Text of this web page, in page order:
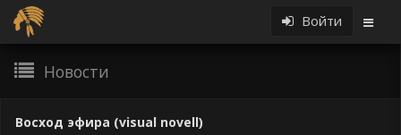
Войти
Новости
Новости
Восход эфира (visual novell)